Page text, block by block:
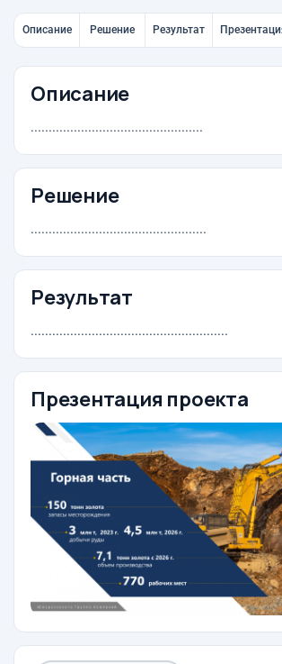
Описание Решение Результат
Описание
................................................
Решение
.................................................
Результат
.......................................................
Презентация проекта